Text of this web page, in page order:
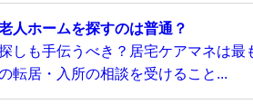
人ホームを探すのは普通？
しも手伝うべき？居宅ケアマネは最
転居・入所の相談を受けること...